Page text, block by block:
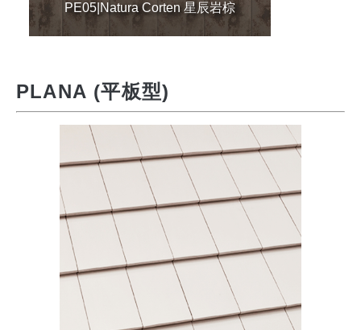
PE05|Natura Corten 星辰岩棕
PLANA (平板型)